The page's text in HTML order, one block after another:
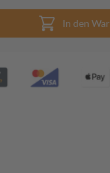
In den